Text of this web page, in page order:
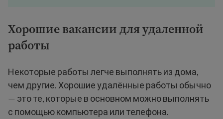
Хорошие вакансии для удаленной
работы
Некоторые работы легче выполнять из дома,
чем другие. Хорошие удалённые работы обычно
— это те, которые в основном можно выполнять
с помощью компьютера или телефона.